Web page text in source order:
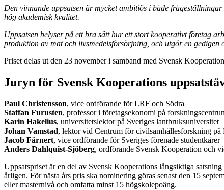
Den vinnande uppsatsen är mycket ambitiös i både
hög akademisk kvalitet.
Uppsatsen belyser på ett bra sätt hur ett stort kooperativt företag
produktion av mat och livsmedelsförsörjning, och utgör en gedigen
Priset delas ut den 23 november i samband med Svensk
Juryn för Svensk Kooperations
Paul Christensson, vice ordförande för LRF och Södra
Staffan Furusten, professor i företagsekonomi på
Karin Hakelius, universitetslektor på Sveriges lantbruksuniversitet
Johan Vamstad, lektor vid Centrum för civilsamhällesforskning på
Jacob Färnert, vice ordförande för Sveriges förenade studentkårer
Anders Dahlquist-Sjöberg, ordförande Svensk Kooperation och
Uppsatspriset är en del av Svensk Kooperations långsiktiga
årligen. För nästa års pris ska nominering göras senast den 15
eller masternivå och omfatta minst 15 högskolepoäng.